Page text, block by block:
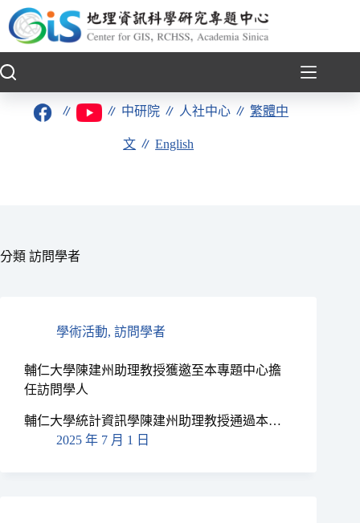
至
要
∥ ∥ 中研院 ∥ 人社中心 ∥繁體中
文 ∥English
分類 訪問學者
學術活動, 訪問學者
輔仁大學陳建州助理教授獲邀至本專題中心擔
任訪問學人
輔仁大學統計資訊學陳建州助理教授通過本…
2025 年 7 月 1 日